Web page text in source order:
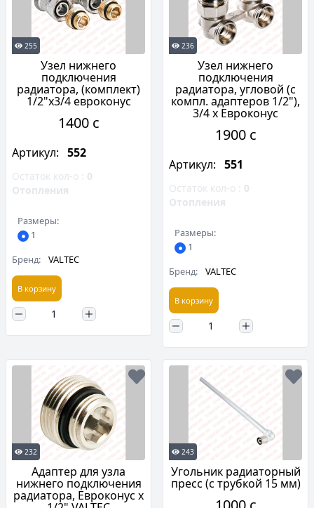
255
Узел нижнего
подключения
радиатора, (комплект)
1/2"х3/4 евроконус
1400 c
Артикул: 552
Остаток кол-о : 0
Отопления
Размеры:
1
Бренд:
VALTEC
В корзину
236
Узел нижнего
подключения
радиатора, угловой (c
компл. адаптеров 1/2"),
3/4 х Евроконус
1900 c
Артикул: 551
Остаток кол-о : 0
Отопления
Размеры:
1
Бренд:
VALTEC
В корзину
232
Адаптер для узла
нижнего подключения
радиатора, Евроконус х
243
Угольник радиаторный
пресс (с трубкой 15 мм)